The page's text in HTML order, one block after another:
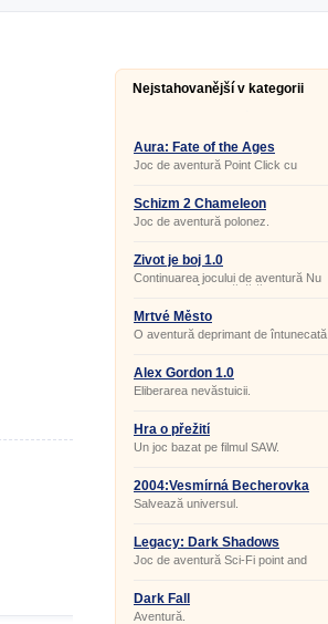
Nejstahovanější v kategorii
Aura: Fate of the Ages
Joc de aventură Point Click cu
Schizm 2 Chameleon
Joc de aventură polonez.
Život je boj 1.0
Continuarea jocului de aventură Nu
mergeți la cârciumă fără bani.
Mrtvé Město
O aventură deprimant de întunecată.
Alex Gordon 1.0
Eliberarea nevăstuicii.
Hra o přežití
Un joc bazat pe filmul SAW.
2004:Vesmírná Becherovka
Salvează universul.
Legacy: Dark Shadows
Joc de aventură Sci-Fi point and
Dark Fall
Aventură.